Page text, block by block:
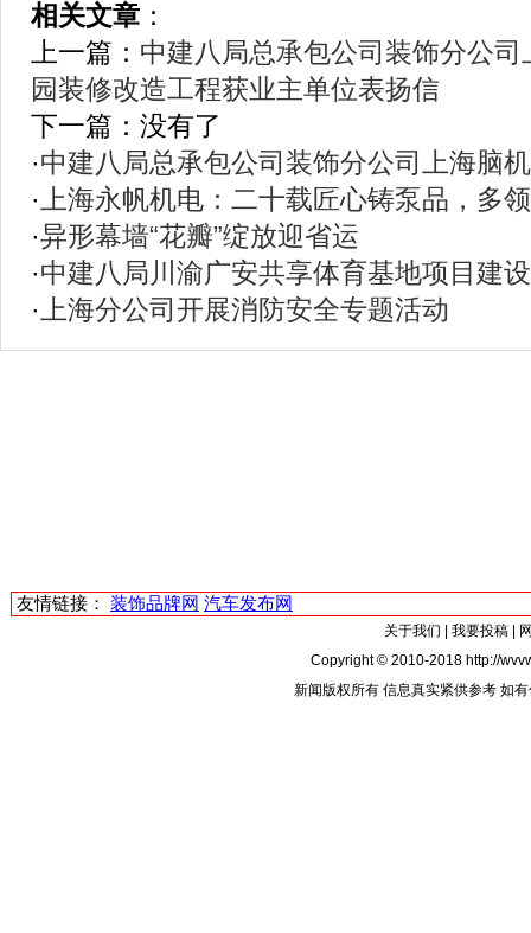
相关文章 ：
上一篇： 中建八局总承包公司装饰分公
园装修改造工程获业主单位表扬信
下一篇：没有了
·中建八局总承包公司装饰分公司上海脑
· 上海永帆机电：二十载匠心铸泵品，多
·异形幕墙“花瓣”绽放迎省运
·中建八局川渝广安共享体育基地项目建
· 上海分公司开展消防安全专题活动
友情链接： 装饰品牌网 汽车发布网
关于我们 我要投稿|
Copyright © 2010-2018 http://
新闻版权所有 信息真实紧供参考 如